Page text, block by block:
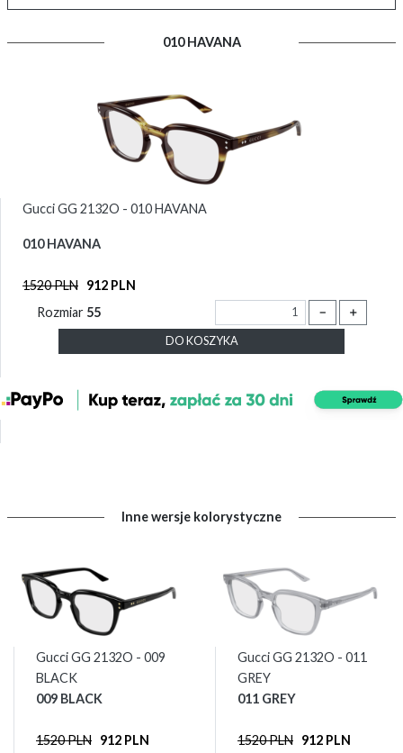
010 HAVANA
Gucci GG 2132O - 010 HAVANA
010 HAVANA
1520 PLN 912 PLN
Rozmiar 55 － ＋
DO KOSZYKA
Inne wersje kolorystyczne
Gucci GG 2132O - 009
BLACK
009 BLACK
1520 PLN 912 PLN
Gucci GG 2132O - 011
GREY
011 GREY
1520 PLN 912 PLN